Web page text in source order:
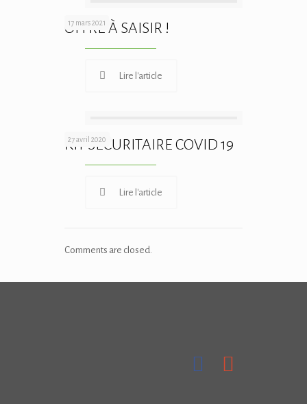
17 mars 2021
OFFRE À SAISIR !
Lire l'article
27 avril 2020
KIT SECURITAIRE COVID 19
Lire l'article
Comments are closed.